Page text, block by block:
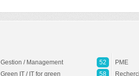
Gestion / Management
52
Green IT / IT for green
58
PME